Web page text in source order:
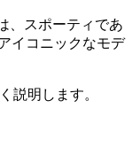
、スポーティであ
イコニックなモデ
説明します。